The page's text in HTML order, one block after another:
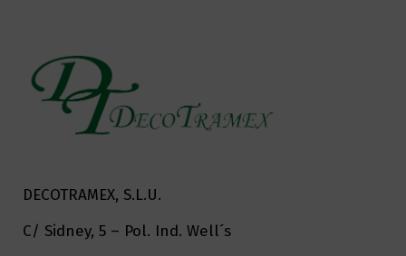
DECOTRAMEX, S.L.U.
C/ Sidney, 5 – Pol. Ind. Well´s